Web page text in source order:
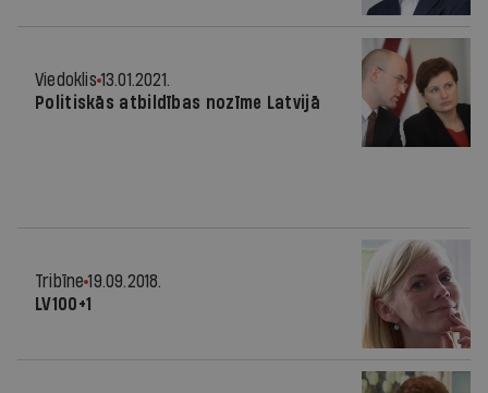
Viedoklis 13.01.2021.
Politiskās atbildības nozīme Latvijā
Tribīne 19.09.2018.
LV100+1